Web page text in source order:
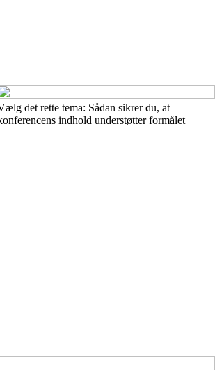
det rette tema: Sådan sikrer du, at
indhold understøtter formålet